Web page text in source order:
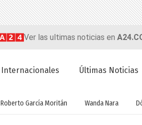
Ver las ultimas noticias en
Internacionales Últimas Noticias
Roberto García Moritán Wanda Nara